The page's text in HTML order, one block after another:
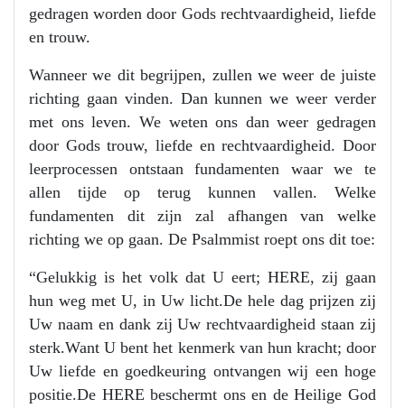
gedragen worden door Gods rechtvaardigheid, liefde
en trouw.
Wanneer we dit begrijpen, zullen we weer de juiste
richting gaan vinden. Dan kunnen we weer verder
met ons leven. We weten ons dan weer gedragen
door Gods trouw, liefde en rechtvaardigheid. Door
leerprocessen ontstaan fundamenten waar we te
allen tijde op terug kunnen vallen. Welke
fundamenten dit zijn zal afhangen van welke
richting we op gaan. De Psalmmist roept ons dit toe:
“Gelukkig is het volk dat U eert; HERE, zij gaan
hun weg met U, in Uw licht.De hele dag prijzen zij
Uw naam en dank zij Uw rechtvaardigheid staan zij
sterk.Want U bent het kenmerk van hun kracht; door
Uw liefde en goedkeuring ontvangen wij een hoge
positie.De HERE beschermt ons en de Heilige God